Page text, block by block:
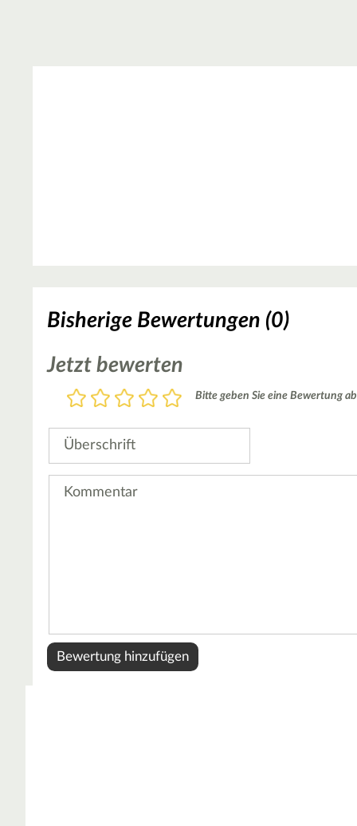
Bisherige Bewertungen (0)
Jetzt bewerten
Bewertung
5
4
3
2
1
Bitte geben Sie eine Bewertung
Überschrift